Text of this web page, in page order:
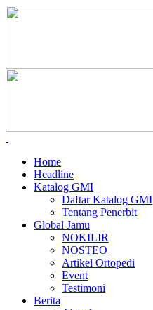
Home
Headline
Katalog GMI
Daftar Katalog GMI
Tentang Penerbit
Global Jamu
NOKILIR
NOSTEO
Artikel Ortopedi
Event
Testimoni
Berita